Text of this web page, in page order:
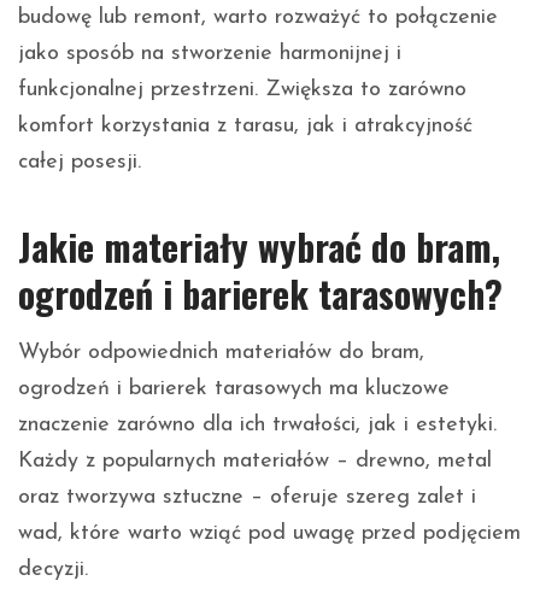
budowę lub remont, warto rozważyć to połączenie
jako sposób na stworzenie harmonijnej i
funkcjonalnej przestrzeni. Zwiększa to zarówno
komfort korzystania z tarasu, jak i atrakcyjność
całej posesji.
Jakie materiały wybrać do bram,
ogrodzeń i barierek tarasowych?
Wybór odpowiednich materiałów do bram,
ogrodzeń i barierek tarasowych ma kluczowe
znaczenie zarówno dla ich trwałości, jak i estetyki.
Każdy z popularnych materiałów – drewno, metal
oraz tworzywa sztuczne – oferuje szereg zalet i
wad, które warto wziąć pod uwagę przed podjęciem
decyzji.